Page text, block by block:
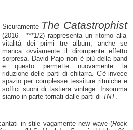
Sicuramente The Catastrophist
(2016 - ***1/2) rappresenta un ritorno alla
vitalità dei primi tre album, anche se
manca ovviamente il dirompente effetto
sorpresa. David Pajo non è più della band
e questo permette nuovamente la
riduzione delle parti di chitarra. C'è invece
spazio per complesse tessiture ritmiche e
soffici suoni di tastiera vintage. Insomma
siamo in parte tornati dalle parti di TNT.
in stile vagamente new wave (Rock